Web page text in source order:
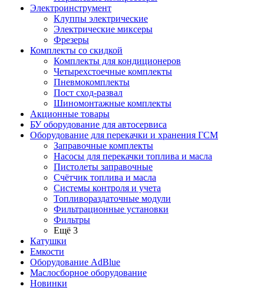
Электроинструмент
Клуппы электрические
Электрические миксеры
Фрезеры
Комплекты со скидкой
Комплекты для кондиционеров
Четырехстоечные комплекты
Пневмокомплекты
Пост сход-развал
Шиномонтажные комплекты
Акционные товары
БУ оборудование для автосервиса
Оборудование для перекачки и хранения ГСМ
Заправочные комплекты
Насосы для перекачки топлива и масла
Пистолеты заправочные
Счётчик топлива и масла
Системы контроля и учета
Топливораздаточные модули
Фильтрационные установки
Фильтры
Ещё 3
Катушки
Емкости
Оборудование AdBlue
Маслосборное оборудование
Новинки